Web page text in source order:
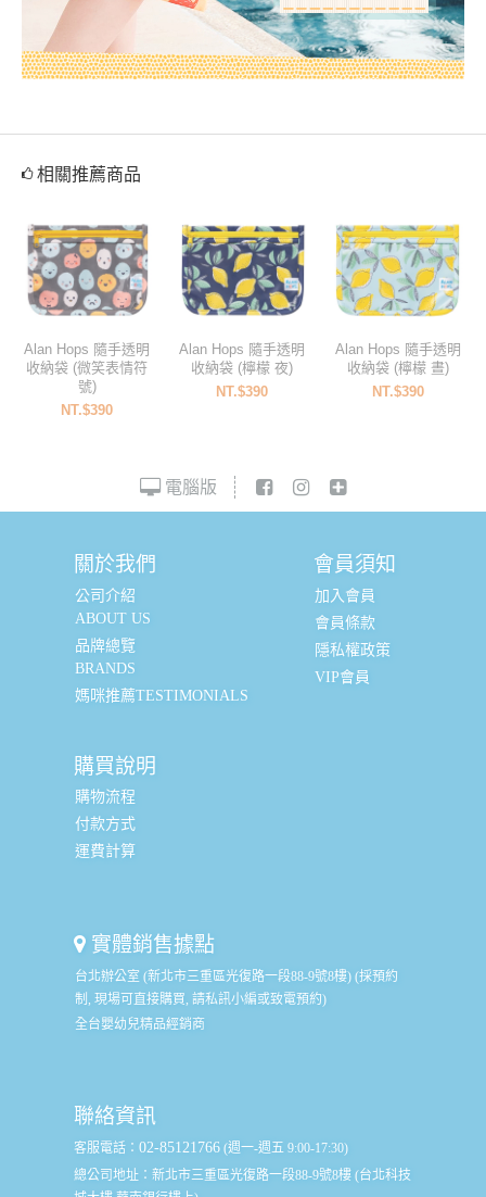
相關推薦商品
Alan Hops 隨手透明
收納袋 (微笑表情符
號)
NT.$390
Alan Hops 隨手透明
收納袋 (檸檬 夜)
NT.$390
Alan Hops 隨手透明
收納袋 (檸檬 晝)
NT.$390
電腦版
關於我們
公司介紹
ABOUT US
品牌總覽
BRANDS
媽咪推薦TESTIMONIALS
會員須知
加入會員
會員條款
隱私權政策
VIP會員
購買說明
購物流程
付款方式
運費計算
實體銷售據點
台北辦公室 (新北市三重區光復路一段88-9號8樓) (採預約
制, 現場可直接購買, 請私訊小編或致電預約)
全台嬰幼兒精品經銷商
聯絡資訊
客服電話： 02-85121766 (週一-週五 9:00-17:30)
總公司地址： 新北市三重區光復路一段88-9號8樓 (台北科技